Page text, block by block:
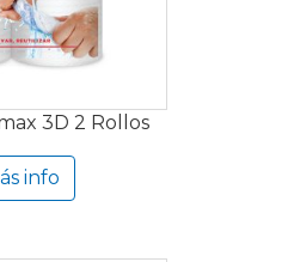
3D 2 Rollos
info